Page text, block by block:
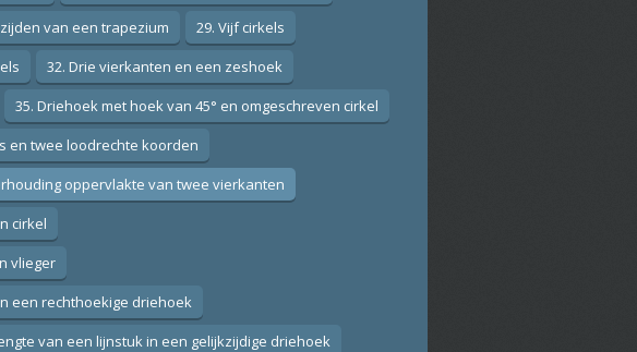
van een trapezium
29. Vijf cirkels
32. Drie vierkanten en een zeshoek
35. Driehoek met hoek van 45° en omgeschreven cirkel
en twee loodrechte koorden
oppervlakte van twee vierkanten
cirkel
vlieger
een rechthoekige driehoek
van een lijnstuk in een gelijkzijdige driehoek